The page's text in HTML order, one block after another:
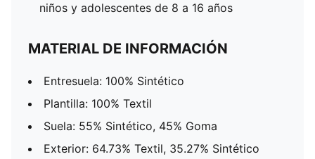
niños y adolescentes de 8 a 16 años
MATERIAL DE INFORMACIÓN
Entresuela: 100% Sintético
Plantilla: 100% Textil
Suela: 55% Sintético, 45% Goma
Exterior: 64.73% Textil, 35.27% Sintético